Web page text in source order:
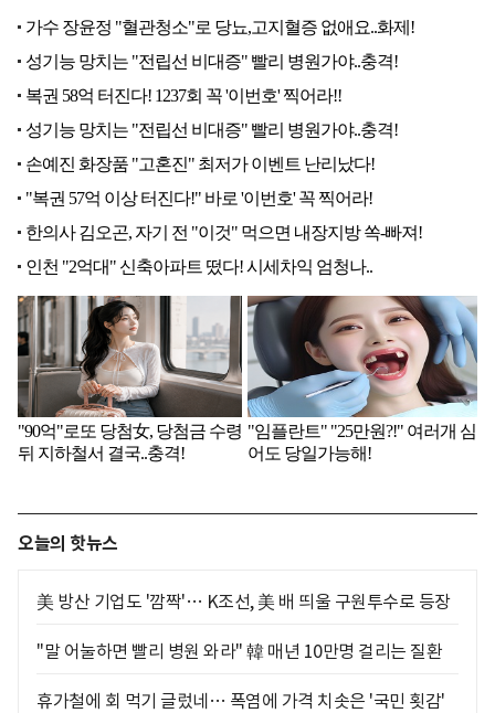
오늘의 핫뉴스
美 방산 기업도 '깜짝'… K조선, 美 배 띄울 구원투수로 등장
"말 어눌하면 빨리 병원 와라" 韓 매년 10만명 걸리는 질환
휴가철에 회 먹기 글렀네… 폭염에 가격 치솟은 '국민 횟감'